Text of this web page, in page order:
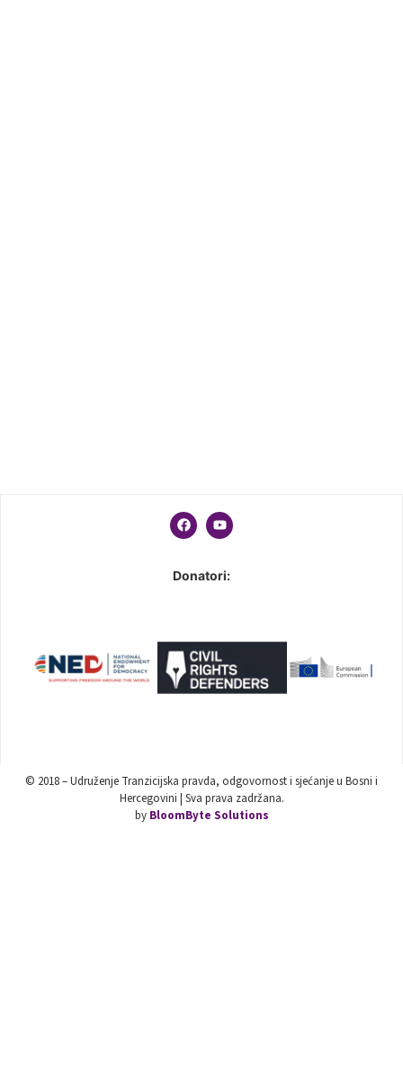
Donatori:
© 2018 – Udruženje Tranzicijska pravda, odgovornost i sjećanje u Bosni i
Hercegovini | Sva prava zadržana.
by BloomByte Solutions